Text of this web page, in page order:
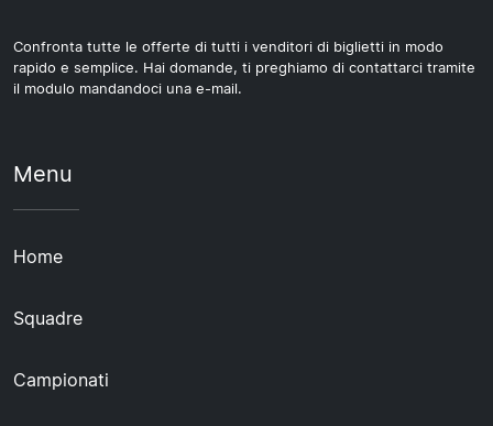
Confronta tutte le offerte di tutti i venditori di biglietti in modo
rapido e semplice. Hai domande, ti preghiamo di contattarci tramite
il modulo mandandoci una e-mail.
Menu
Home
Squadre
Campionati